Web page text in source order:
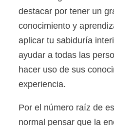
destacar por tener un
conocimiento y
aplicar tu sabiduría
ayudar a todas las
hacer uso de sus
experiencia.
Por el número raíz de
normal pensar que la